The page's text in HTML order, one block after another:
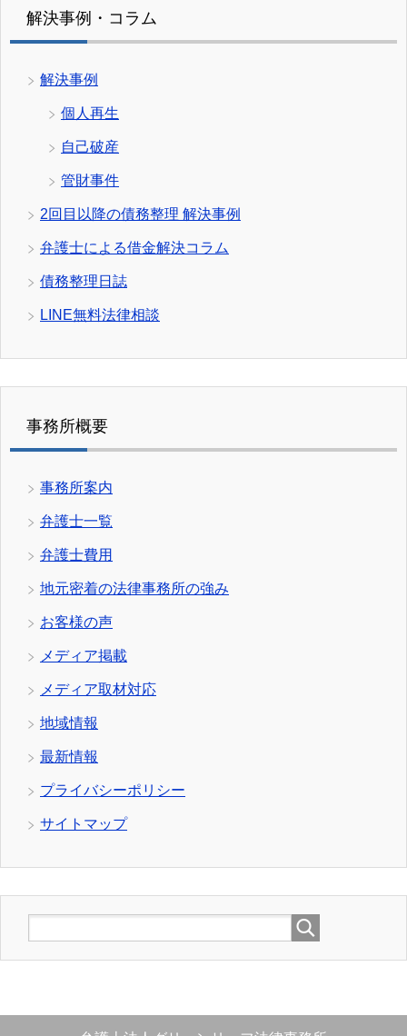
解決事例・コラム
解決事例
個人再生
自己破産
管財事件
2回目以降の債務整理 解決事例
弁護士による借金解決コラム
債務整理日誌
LINE無料法律相談
事務所概要
事務所案内
弁護士一覧
弁護士費用
地元密着の法律事務所の強み
お客様の声
メディア掲載
メディア取材対応
地域情報
最新情報
プライバシーポリシー
サイトマップ